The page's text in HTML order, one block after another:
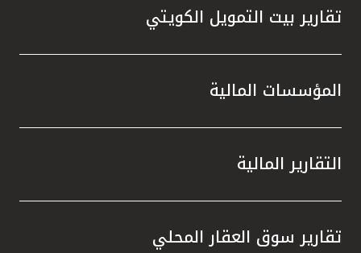
تقارير بيت التمويل الكويتي
المؤسسات المالية
التقارير المالية
تقارير سوق العقار المحلي